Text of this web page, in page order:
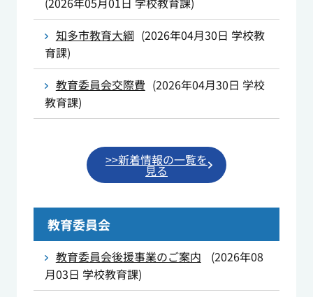
知多市教育大綱 (2026年04月30日 学校教
育課)
教育委員会交際費 (2026年04月30日 学校
教育課)
>>新着情報の一覧を
見る
教育委員会
教育委員会後援事業のご案内 (2026年08
月03日 学校教育課)